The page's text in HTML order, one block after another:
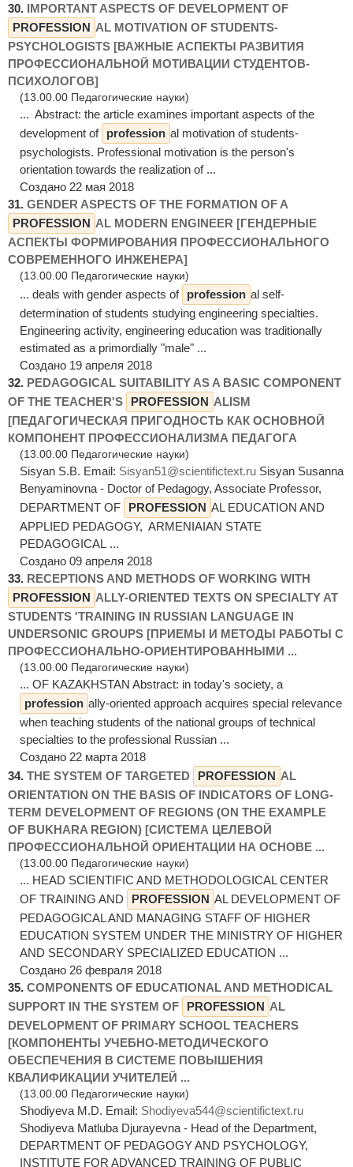
30. IMPORTANT ASPECTS OF DEVELOPMENT OF
PROFESSION AL MOTIVATION OF STUDENTS-
PSYCHOLOGISTS [ВАЖНЫЕ АСПЕКТЫ РАЗВИТИЯ
ПРОФЕССИОНАЛЬНОЙ МОТИВАЦИИ СТУДЕНТОВ-
ПСИХОЛОГОВ]
(13.00.00 Педагогические науки)
... Abstract: the article examines important aspects of the
development of profession al motivation of students-
psychologists. Professional motivation is the person's
orientation towards the realization of ...
Создано 22 мая 2018
31. GENDER ASPECTS OF THE FORMATION OF A
PROFESSION AL MODERN ENGINEER [ГЕНДЕРНЫЕ
АСПЕКТЫ ФОРМИРОВАНИЯ ПРОФЕССИОНАЛЬНОГО
СОВРЕМЕННОГО ИНЖЕНЕРА]
(13.00.00 Педагогические науки)
... deals with gender aspects of profession al self-
determination of students studying engineering specialties.
Engineering activity, engineering education was traditionally
estimated as a primordially "male" ...
Создано 19 апреля 2018
32. PEDAGOGICAL SUITABILITY AS A BASIC COMPONENT
OF THE TEACHER'S
PROFESSION ALISM
[ПЕДАГОГИЧЕСКАЯ ПРИГОДНОСТЬ КАК ОСНОВНОЙ
КОМПОНЕНТ ПРОФЕССИОНАЛИЗМА ПЕДАГОГА
(13.00.00 Педагогические науки)
Sisyan S.B. Email: Sisyan51@scientifictext.ru Sisyan Susanna
Benyaminovna - Doctor of Pedagogy, Associate Professor,
DEPARTMENT OF
PROFESSION AL EDUCATION AND
APPLIED PEDAGOGY, ARMENIAIAN STATE
PEDAGOGICAL ...
Создано 09 апреля 2018
33. RECEPTIONS AND METHODS OF WORKING WITH
PROFESSION ALLY-ORIENTED TEXTS ON SPECIALTY AT
STUDENTS 'TRAINING IN RUSSIAN LANGUAGE IN
UNDERSONIC GROUPS [ПРИЕМЫ И МЕТОДЫ РАБОТЫ С
ПРОФЕССИОНАЛЬНО-ОРИЕНТИРОВАННЫМИ ...
(13.00.00 Педагогические науки)
... OF KAZAKHSTAN Abstract: in today's society, a
profession ally-oriented approach acquires special relevance
when teaching students of the national groups of technical
specialties to the professional Russian ...
Создано 22 марта 2018
34. THE SYSTEM OF TARGETED PROFESSION AL
ORIENTATION ON THE BASIS OF INDICATORS OF LONG-
TERM DEVELOPMENT OF REGIONS (ON THE EXAMPLE
OF BUKHARA REGION) [СИСТЕМА ЦЕЛЕВОЙ
ПРОФЕССИОНАЛЬНОЙ ОРИЕНТАЦИИ НА ОСНОВЕ ...
(13.00.00 Педагогические науки)
... HEAD SCIENTIFIC AND METHODOLOGICAL CENTER
OF TRAINING AND
PROFESSION AL DEVELOPMENT OF
PEDAGOGICAL AND MANAGING STAFF OF HIGHER
EDUCATION SYSTEM UNDER THE MINISTRY OF HIGHER
AND SECONDARY SPECIALIZED EDUCATION ...
Создано 26 февраля 2018
35. COMPONENTS OF EDUCATIONAL AND METHODICAL
SUPPORT IN THE SYSTEM OF
PROFESSION AL
DEVELOPMENT OF PRIMARY SCHOOL TEACHERS
[КОМПОНЕНТЫ УЧЕБНО-МЕТОДИЧЕСКОГО
ОБЕСПЕЧЕНИЯ В СИСТЕМЕ ПОВЫШЕНИЯ
КВАЛИФИКАЦИИ УЧИТЕЛЕЙ ...
(13.00.00 Педагогические науки)
Shodiyeva M.D. Email: Shodiyeva544@scientifictext.ru
Shodiyeva Matluba Djurayevna - Head of the Department,
DEPARTMENT OF PEDAGOGY AND PSYCHOLOGY,
INSTITUTE FOR ADVANCED TRAINING OF PUBLIC